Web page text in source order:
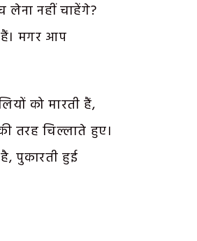
लेना नहीं चाहेंगे?
मगर आप
को मारती हैं,
तरह चिल्लाते हुए।
पुकारती हुई